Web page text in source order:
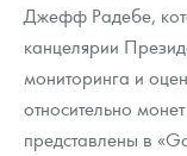
Джефф Радебе,
канцелярии
мониторинга и
относительно
представлены в